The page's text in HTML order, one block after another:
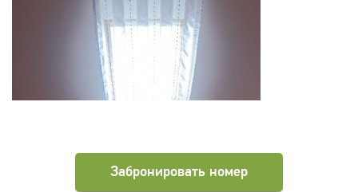
Забронировать номер